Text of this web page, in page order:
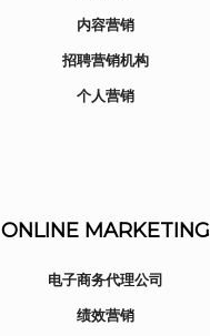
内容营销
招聘营销机构
个人营销
ONLINE MARKETING
电子商务代理公司
绩效营销